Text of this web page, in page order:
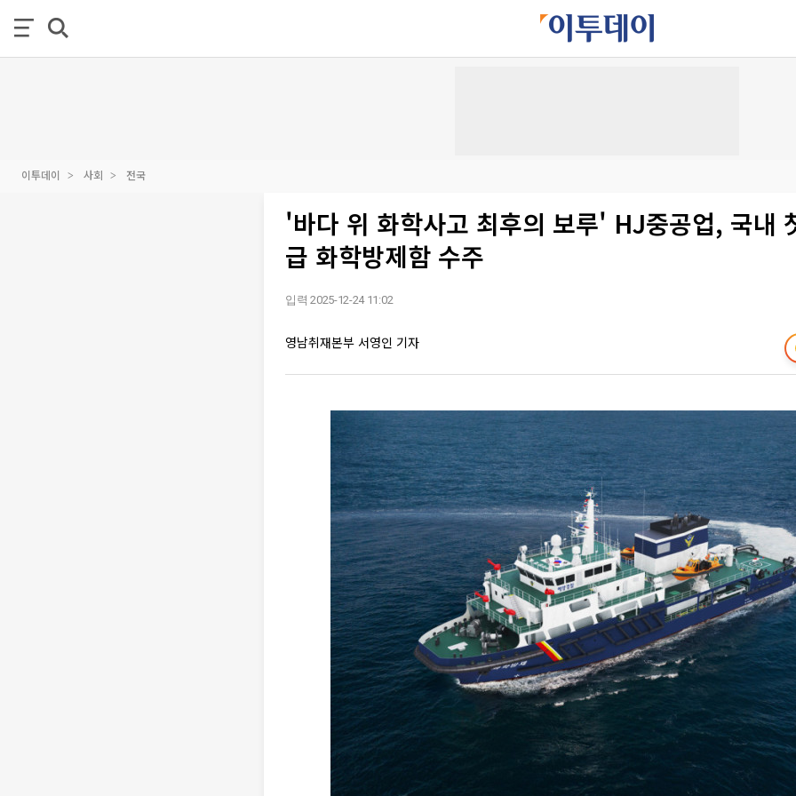
이투데이 사회 전국
'바다 위 화학사고 최후의 보루' HJ중공업, 국내
급 화학방제함 수주
입력 2025-12-24 11:02
영남취재본부 서영인 기자